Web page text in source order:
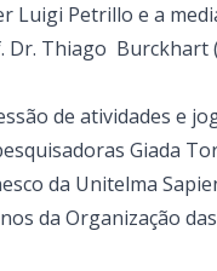
Luigi Petrillo e a
Dr. Thiago Burckhart
de atividades e
Giada
da Unitelma
da Organização